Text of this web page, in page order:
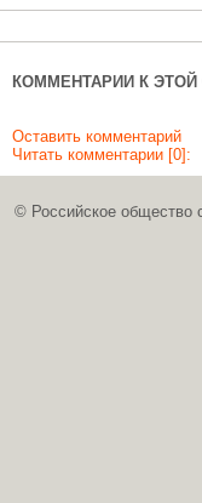
КОММЕНТАРИИ К ЭТОЙ
Оставить комментарий
Читать комментарии [0]:
© Российское общество